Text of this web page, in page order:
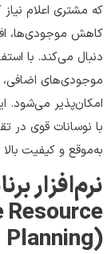
که مشتری اعلام
کاهش موجودی‌ها،
موجودی‌های اضافی،
امکان‌پذیر می‌شود.
با نوسانات قوی در
به‌موقع و کیفیت
نرم‌افزار
Resource
Planning)